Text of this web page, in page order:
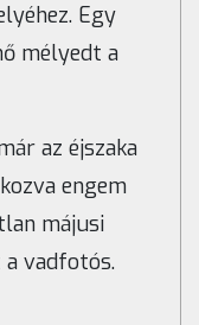
Egy
mélyedt a
az éjszaka
engem
májusi
vadfotós.